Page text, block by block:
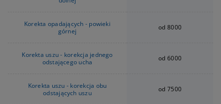
Korekta opadających - powieki
górnej
od 8000
Korekta uszu - korekcja jednego
odstającego ucha
od 6000
Korekta uszu - korekcja obu
odstających uszu
od 7500